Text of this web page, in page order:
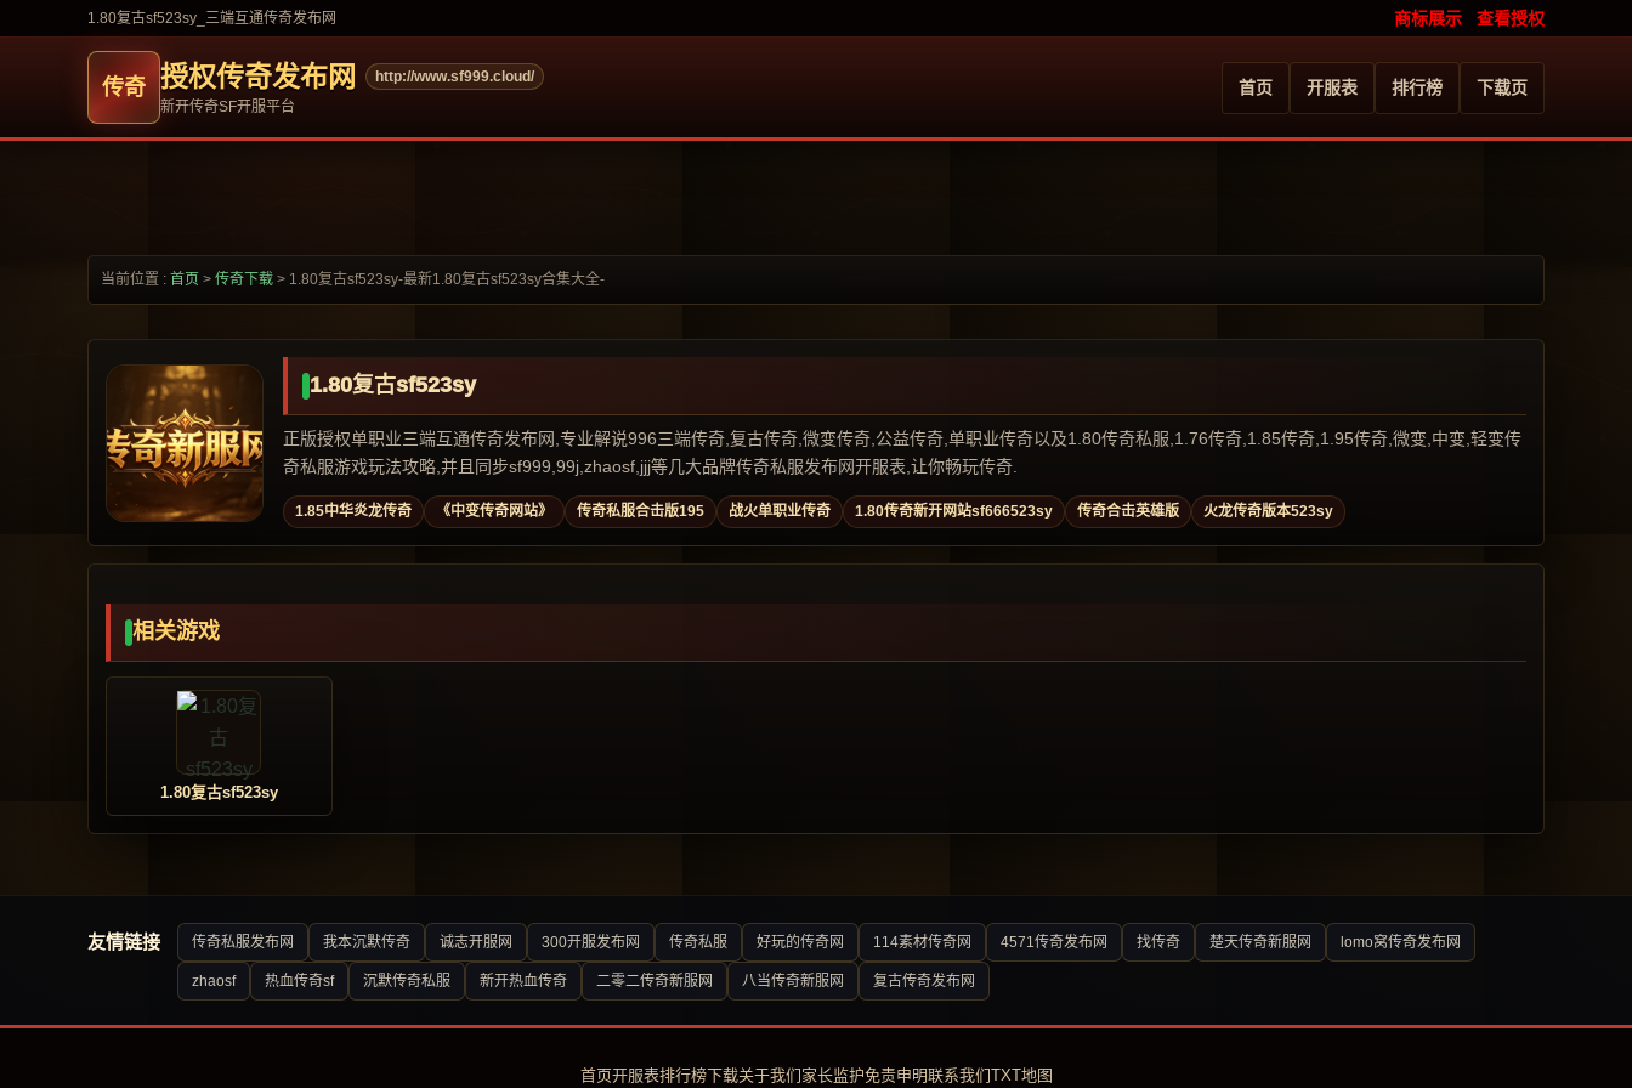
1.80复古sf523sy_三端互通传奇发布网 商标展示 查看授权
授权传奇发布网
http://www.sf999.cloud/
新开传奇SF开服平台
首页 开服表 排行榜 下载页
当前位置 : 首页 > 传奇下载 > 1.80复古sf523sy-最新1.80复古sf523sy合集大全-
1.80复古sf523sy
正版授权单职业三端互通传奇发布网,专业解说996三端传奇,复古传奇,微变传奇,公益传奇,单职业传奇以及1.80传奇私服,1.76传奇,1.85传奇,1.95传奇,微变,中变,轻变传
奇私服游戏玩法攻略,并且同步sf999,99j,zhaosf,jjj等几大品牌传奇私服发布网开服表,让你畅玩传奇.
1.85中华炎龙传奇 《中变传奇网站》 传奇私服合击版195 战火单职业传奇 1.80传奇新开网站sf666523sy 传奇合击英雄版 火龙传奇版本523sy
相关游戏
1.80复古sf523sy
友情链接 传奇私服发布网 我本沉默传奇 诚志开服网 300开服发布网 传奇私服 好玩的传奇网 114素材传奇网 4571传奇发布网 找传奇 楚天传奇新服网 lomo窝传奇发布网
zhaosf 热血传奇sf 沉默传奇私服 新开热血传奇 二零二传奇新服网 八当传奇新服网 复古传奇发布网
首页开服表排行榜下载关于我们 家长监护免责申明联系我们TXT地图